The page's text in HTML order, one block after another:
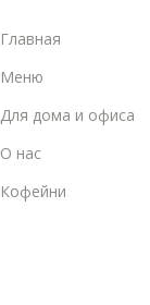
Главная
Меню
Для дома и офиса
О нас
Кофейни